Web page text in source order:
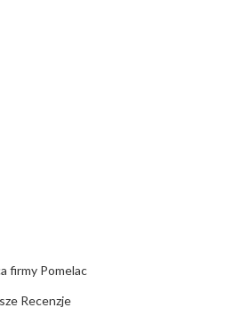
firmy Pomelac
Recenzje